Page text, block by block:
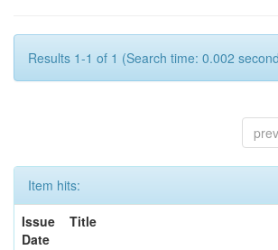
Results 1-1 of 1 (Search time: 0.002
Item hits:
Issue
Date
Title